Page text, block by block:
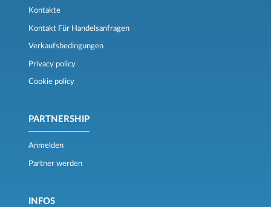
Kontakte
Kontakt Für Handelsanfragen
Verkaufsbedingungen
Privacy policy
Cookie policy
PARTNERSHIP
Anmelden
Partner werden
INFOS